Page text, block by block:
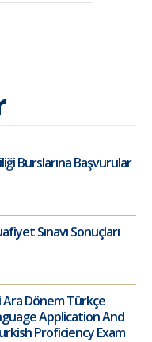
Burslarına Başvurular
Sınavı Sonuçları
Ara Dönem Türkçe
Application And
Proficiency Exam